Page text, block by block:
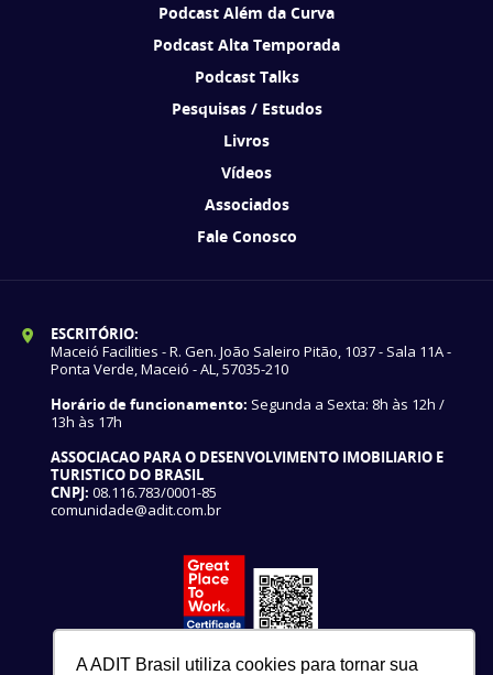
A ADIT Brasil utiliza cookies para tornar sua
Podcast Além da Curva
Podcast Alta Temporada
Podcast Talks
Pesquisas / Estudos
Livros
Vídeos
Associados
Fale Conosco
ESCRITÓRIO:
Maceió Facilities - R. Gen. João Saleiro Pitão, 1037 - Sala 11A -
Ponta Verde, Maceió - AL, 57035-210
Horário de funcionamento: Segunda a Sexta: 8h às 12h /
13h às 17h
ASSOCIACAO PARA O DESENVOLVIMENTO IMOBILIARIO E
TURISTICO DO BRASIL
CNPJ: 08.116.783/0001-85
comunidade@adit.com.br